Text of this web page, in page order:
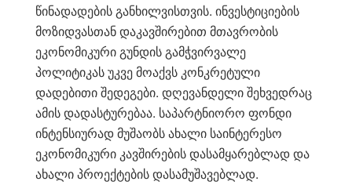
წინადადების განხილვისთვის. ინვესტიციების
მოზიდვასთან დაკავშირებით მთავრობის
ეკონომიკური გუნდის გამჭვირვალე
პოლიტიკას უკვე მოაქვს კონკრეტული
დადებითი შედეგები. დღევანდელი შეხვედრაც
ამის დადასტურებაა. საპარტნიორო ფონდი
ინტენსიურად მუშაობს ახალი საინტერესო
ეკონომიკური კავშირების დასამყარებლად და
ახალი პროექტების დასამუშავებლად.